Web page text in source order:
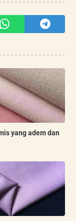
yang adem dan